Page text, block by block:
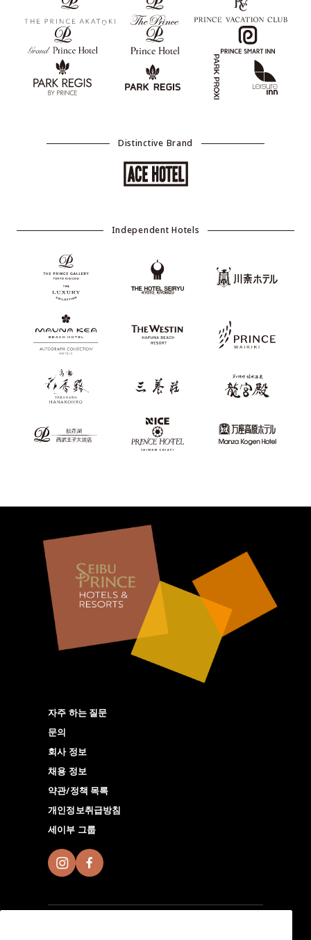
Distinctive Brand
Independent Hotels
자주 하는 질문
문의
회사 정보
채용 정보
약관/정책 목록
개인정보취급방침
세이부 그룹